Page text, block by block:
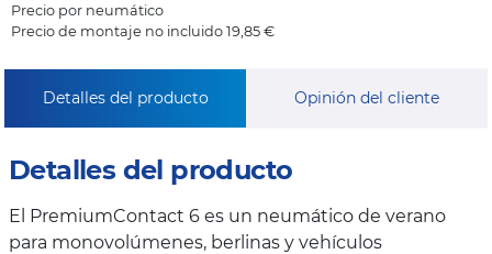
Precio por neumático
Precio de montaje no incluido 19,85 €
Detalles del producto Opinión del cliente
Detalles del producto
El PremiumContact 6 es un neumático de verano
para monovolúmenes, berlinas y vehículos